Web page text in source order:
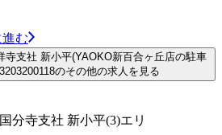
む
寺支社 新小平(YAOKO新百合ヶ丘店の駐車
のその他の求人を見る
分寺支社 新小平(3)エリ